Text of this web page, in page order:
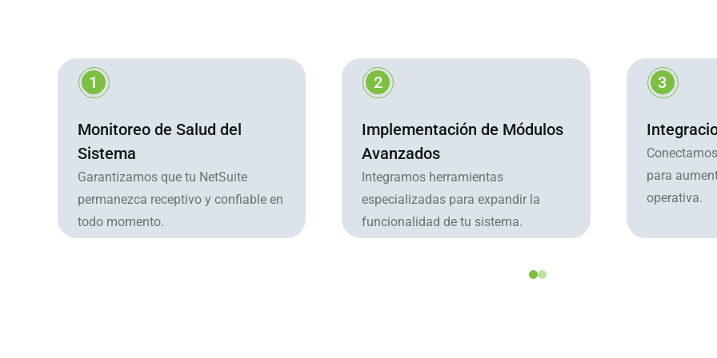
2
Implementación de Módulos
Avanzados
Integramos herramientas
especializadas para expandir la
funcionalidad de tu sistema.
3
Integraciones Sin Fricciones
Conectamos sistemas de terceros
para aumentar la eficiencia
operativa.
4
Trabajo
Reducimos
liberar